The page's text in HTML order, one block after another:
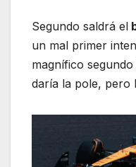
Segundo saldrá el
un mal primer
magnífico
daría la pole, pero